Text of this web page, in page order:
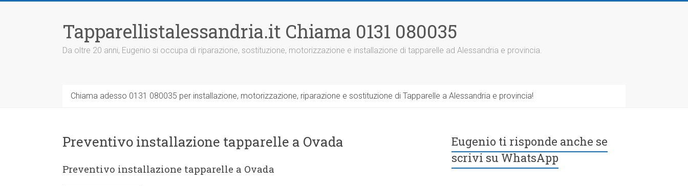
Tapparellistalessandria.it Chiama 0131 080035
Da oltre 20 anni, Eugenio si occupa di riparazione, sostituzione, motorizzazione e installazione di tapparelle ad Alessandria e provincia.
Chiama adesso 0131 080035 per installazione, motorizzazione, riparazione e sostituzione di Tapparelle a Alessandria e provincia!
Preventivo installazione tapparelle a Ovada
Preventivo installazione tapparelle a Ovada
Eugenio ti risponde anche se
scrivi su WhatsApp